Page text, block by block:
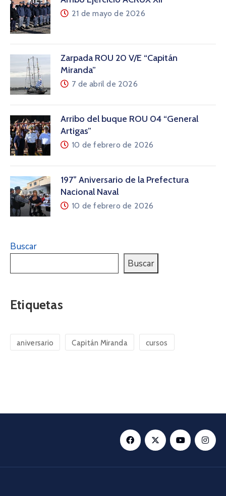
21 de mayo de 2026
Zarpada ROU 20 V/E “Capitán
Miranda”
7 de abril de 2026
Arribo del buque ROU 04 “General
Artigas”
10 de febrero de 2026
197° Aniversario de la Prefectura
Nacional Naval
10 de febrero de 2026
Buscar
Buscar
Etiquetas
aniversario Capitán Miranda cursos